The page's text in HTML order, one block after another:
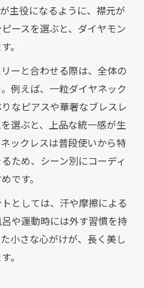
主役になるように、襟元が
ースを選ぶと、ダイヤモン
。
ーと合わせる際は、全体の
例えば、一粒ダイヤネック
なピアスや華奢なブレスレ
選ぶと、上品な統一感が生
ックレスは普段使いから特
ため、シーン別にコーディ
です。
としては、汗や摩擦による
や運動時には外す習慣を持
小さな心がけが、長く美し
。